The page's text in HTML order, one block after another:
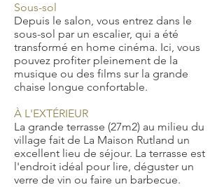
Sous-sol
Depuis le salon, vous entrez dans le
sous-sol par un escalier, qui a été
transformé en home cinéma. Ici, vous
pouvez profiter pleinement de la
musique ou des films sur la grande
chaise longue confortable.
À L'EXTÉRIEUR
La grande terrasse (27m2) au milieu du
village fait de La Maison Rutland un
excellent lieu de séjour. La terrasse est
l'endroit idéal pour lire, déguster un
verre de vin ou faire un barbecue.